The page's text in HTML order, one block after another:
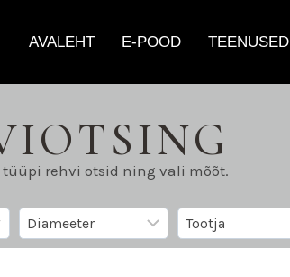
AVALEHT E-POOD TEENUSED
rehvi otsid ning vali mõõt.